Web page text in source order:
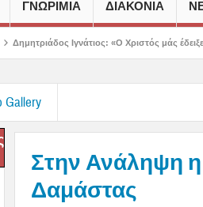
ΓΝΩΡΙΜΙΑ ΔΙΑΚΟΝΙΑ
«Ο Χριστός μάς έδειξε το μέλλον μας» –
Gallery
Στην Ανάληψη η
Δαμάστας